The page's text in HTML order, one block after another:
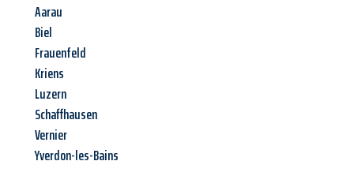
Aarau
Biel
Frauenfeld
Kriens
Luzern
Schaffhausen
Vernier
Yverdon-les-Bains